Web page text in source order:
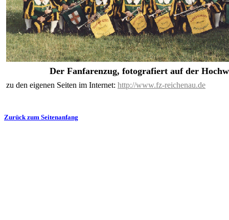
Der Fanfarenzug, fotografiert auf der
zu den eigenen Seiten im Internet: http://www.fz-reichenau.de
Zurück zum Seitenanfang